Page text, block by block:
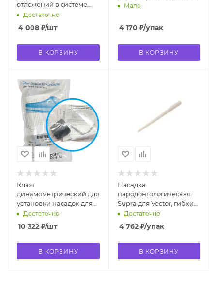
отложений в системе
шлангов и
наконечниках VECTOR
2,5 литра
Достаточно
4 008 ₽/шт
В КОРЗИНУ
Мало
4 170 ₽/упак
В КОРЗИНУ
Ключ
динамометрический для
установки насадок для
Vector 2030-150-06E
Достаточно
10 322 ₽/шт
В КОРЗИНУ
Насадка
пародонтологическая
Supra для Vector, гибкий
зонд, 3 шт. 2030-152-01E
Достаточно
4 762₽/упак
В КОРЗИНУ